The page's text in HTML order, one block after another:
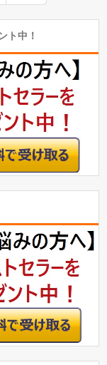
ト中！